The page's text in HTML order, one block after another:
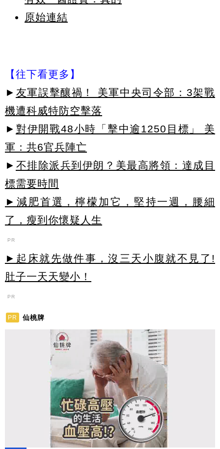
原始連結
【往下看更多】
► 友軍誤擊釀禍！ 美軍中央司令部：3架戰
機遭科威特防空擊落
► 對伊開戰48小時「擊中逾1250目標」 美
軍：共6官兵陣亡
► 不排除派兵到伊朗？美最高將領：達成目
標需要時間
►減肥首選，檸檬加它，堅持一週，腰細
了，瘦到你懷疑人生
PR
►起床就先做件事，沒三天小腹就不見了!
肚子一天天變小！
PR
PR 仙桃牌